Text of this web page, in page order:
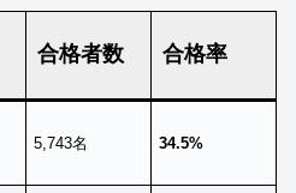
合格者数 合格率
5,743名 34.5%